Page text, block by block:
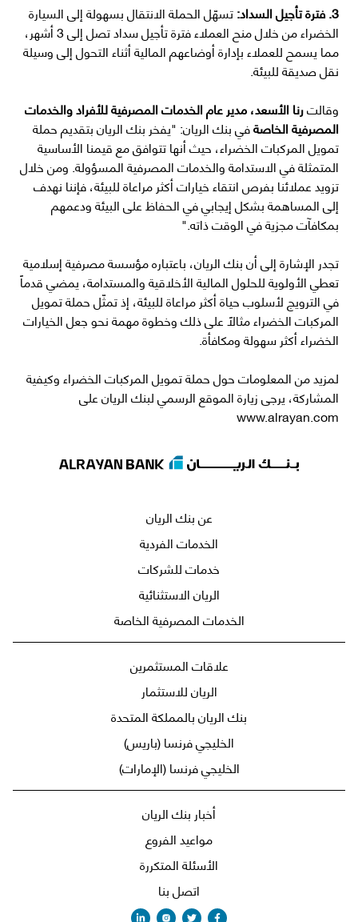
3. فترة تأجيل السداد:
تسهّل الحملة الانتقال بسهولة إلى السيارة
الخضراء من خلال منح العملاء فترة تأجيل سداد تصل إلى 3 أشهر،
مما يسمح للعملاء بإدارة أوضاعهم المالية أثناء التحول إلى وسيلة
نقل صديقة للبيئة.
وقالترنا الأسعد، مدير عام الخدمات المصرفية للأفراد والخدمات
المصرفية الخاصةفي بنك الريان: "يفخر بنك الريان بتقديم حملة
تمويل المركبات الخضراء، حيث أنها تتوافق مع قيمنا الأساسية
المتمثلة في الاستدامة والخدمات المصرفية المسؤولة. ومن خلال
تزويد عملائنا بفرص انتقاء خيارات أكثر مراعاة للبيئة، فإننا نهدف
إلى المساهمة بشكل إيجابي في الحفاظ على البيئة ودعمهم
بمكافآت مجزية في الوقت ذاته."
تجدر الإشارة إلى أن بنك الريان، باعتباره مؤسسة مصرفية إسلامية
تعطي الأولوية للحلول المالية الأخلاقية والمستدامة، يمضي قدماً
في الترويج لأسلوب حياة أكثر مراعاة للبيئة، إذ تمثّل حملة تمويل
المركبات الخضراء مثالاً على ذلك وخطوة مهمة نحو جعل الخيارات
الخضراء أكثر سهولة ومكافأة.
لمزيد من المعلومات حول حملة تمويل المركبات الخضراء وكيفية
المشاركة، يرجى زيارة الموقع الرسمي لبنك الريان على
www.alrayan.com
أخبار بنك الريان
مواعيد الفروع
الأسئلة المتكررة
اتصل بنا
علاقات المستثمرين
الريان للاستثمار
بنك الريان بالمملكة المتحدة
الخليجي فرنسا (باريس)
الخليجي فرنسا (الإمارات)
عن بنك الريان
الخدمات الفردية
خدمات للشركات
الريان الاستثنائية
الخدمات المصرفية الخاصة